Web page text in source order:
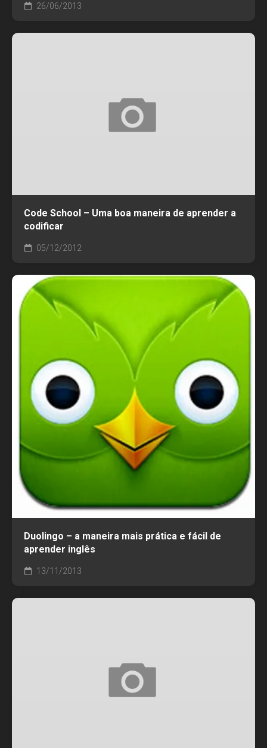
26/06/2013
Code School – Uma boa maneira de aprender a
codificar
05/12/2012
Duolingo – a maneira mais prática e fácil de
aprender inglês
13/11/2013